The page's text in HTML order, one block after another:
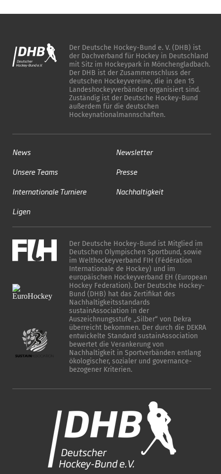
Der Deutsche Hockey-Bund e. V. (DHB) ist
der Dachverband für Hockey in Deutschland
mit Sitz im Hockeypark in Mönchengladbach.
Der DHB ist der Zusammenschluss der
deutschen Hockeyvereine, die in den 15
Landeshockeyverbänden organisiert sind.
Zuständig ist der Deutsche Hockey-Bund
außerdem für die deutschen
Hockeynationalmannschaften.
News
Unsere Teams
Internationale Turniere
Ligen
Newsletter
Presse
Nachhaltigkeit
Der Deutsche Hockey-Bund ist Mitglied im
Deutschen Olympischen Sportbund, sowie
im Welthockeyverband FIH (Fédération
Internationale de Hockey) und im
europäischen Hockeyverband EH (European
Hockey Federation). Der Deutsche Hockey-
Bund (DHB) hat das Zertifikat des
Nachhaltigkeitsstandards
sustainAssociation in der
Auszeichnungsstufe „Silber“ von Dekra
überreicht bekommen. Der durch die DEKRA
entwickelte Standard sustainAssociation
bewertet die Verankerung von
Nachhaltigkeit in Sportverbänden entlang
ökologischer, sozialer und governance-
bezogener Kriterien.